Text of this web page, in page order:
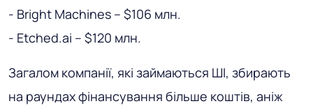
- Bright Machines – $106 млн.
- Etched.ai – $120 млн.
Загалом компанії, які займаються ШІ, збирають
на раундах фінансування більше коштів, аніж